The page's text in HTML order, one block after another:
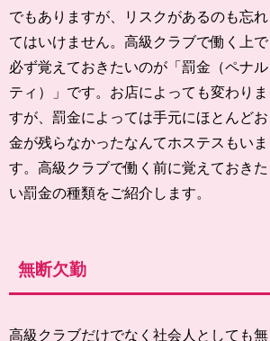
でもありますが、リスクがあるのも忘れ
てはいけません。高級クラブで働く上で
必ず覚えておきたいのが「罰金（ペナル
ティ）」です。お店によっても変わりま
すが、罰金によっては手元にほとんどお
金が残らなかったなんてホステスもいま
す。高級クラブで働く前に覚えておきた
い罰金の種類をご紹介します。
無断欠勤
高級クラブだけでなく社会人としても無